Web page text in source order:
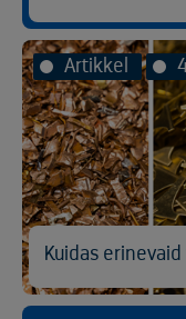
Artikkel
Kuidas